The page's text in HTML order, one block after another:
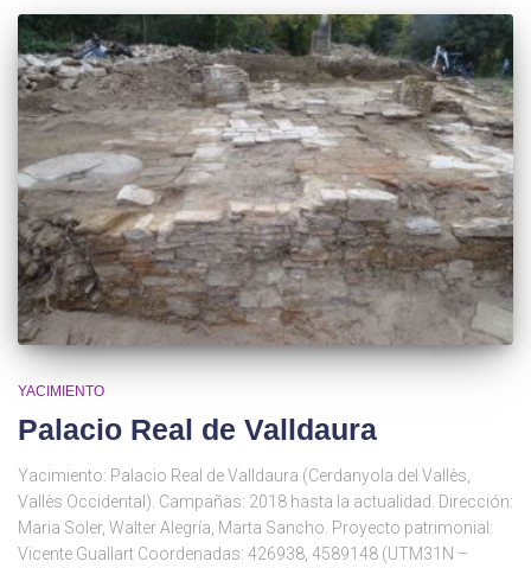
YACIMIENTO
Palacio Real de Valldaura
Yacimiento: Palacio Real de Valldaura (Cerdanyola del Vallès,
Vallès Occidental). Campañas: 2018 hasta la actualidad. Dirección:
Maria Soler, Walter Alegría, Marta Sancho. Proyecto patrimonial:
Vicente Guallart Coordenadas: 426938, 4589148 (UTM31N –